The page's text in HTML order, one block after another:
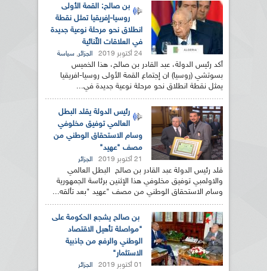
بن صالح: القمة الأولى
روسيا-إفريقيا تمثل نقطة
انطلاق نحو مرحلة نوعية جديدة
في العلاقات الثّنائية
24 أكتوبر 2019 الجزائر, سياسة
أكد رئيس الدولة، عبد القادر بن صالح، هذا الخميس
بسوتشي (روسيا) ان إجتماع القمة الأولى روسيا-افريقيا
يمثل نقطة انطلاق نحو مرحلة نوعية جديدة في...
رئيس الدولة يقلد البطل
العالمي توفيق مخلوفي
وسام الاستحقاق الوطني من
مصف "عهيد"
21 أكتوبر 2019 الجزائر
قلد رئيس الدولة عبد القادر بن صالح البطل العالمي
والاولمبي توفيق مخلوفي هذا الإثنين برئاسة الجمهورية
وسام الاستحقاق الوطني من مصف "عهيد "بعد تألقه...
بن صالح يشجع الحكومة على
"مواصلة تأهيل الاقتصاد
الوطني والرفع من جاذبية
الاستثمار"
01 أكتوبر 2019 الجزائر